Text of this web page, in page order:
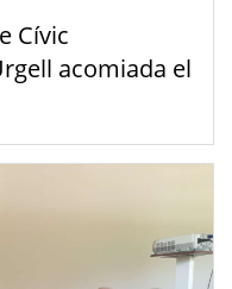
Cívic
acomiada el